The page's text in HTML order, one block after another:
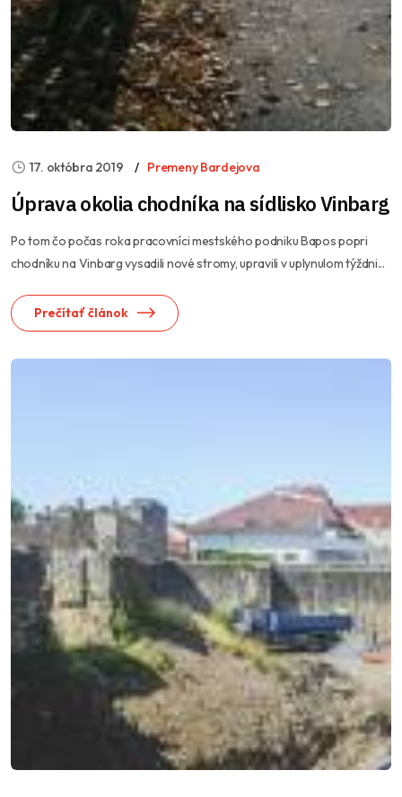
17. októbra 2019 Premeny Bardejova
Úprava okolia chodníka na sídlisko Vinbarg
Po tom čo počas roka pracovníci mestského podniku Bapos popri
chodníku na Vinbarg vysadili nové stromy, upravili v uplynulom týždni...
Prečítať článok